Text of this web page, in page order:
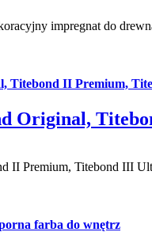
impregnat do
Titebond II Premium,
Original,
II Premium, Titebond III
farba do wnętrz